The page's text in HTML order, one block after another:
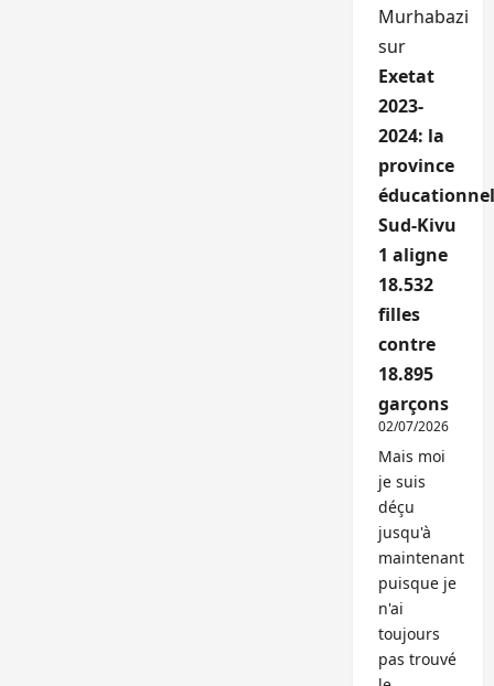
Murhabazi
sur
Exetat
2023-
2024: la
province
Sud-Kivu
1 aligne
18.532
filles
contre
18.895
garçons
02/07/2026
Mais moi
je suis
déçu
jusqu'à
maintenant
puisque je
n'ai
toujours
pas trouvé